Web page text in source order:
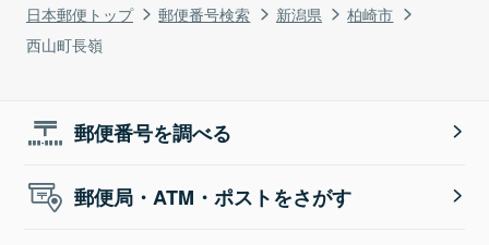
日本郵便トップ 郵便番号検索 新潟県
柏崎市
西山町長嶺
郵便番号を調べる
郵便局・ATM・ポストをさがす